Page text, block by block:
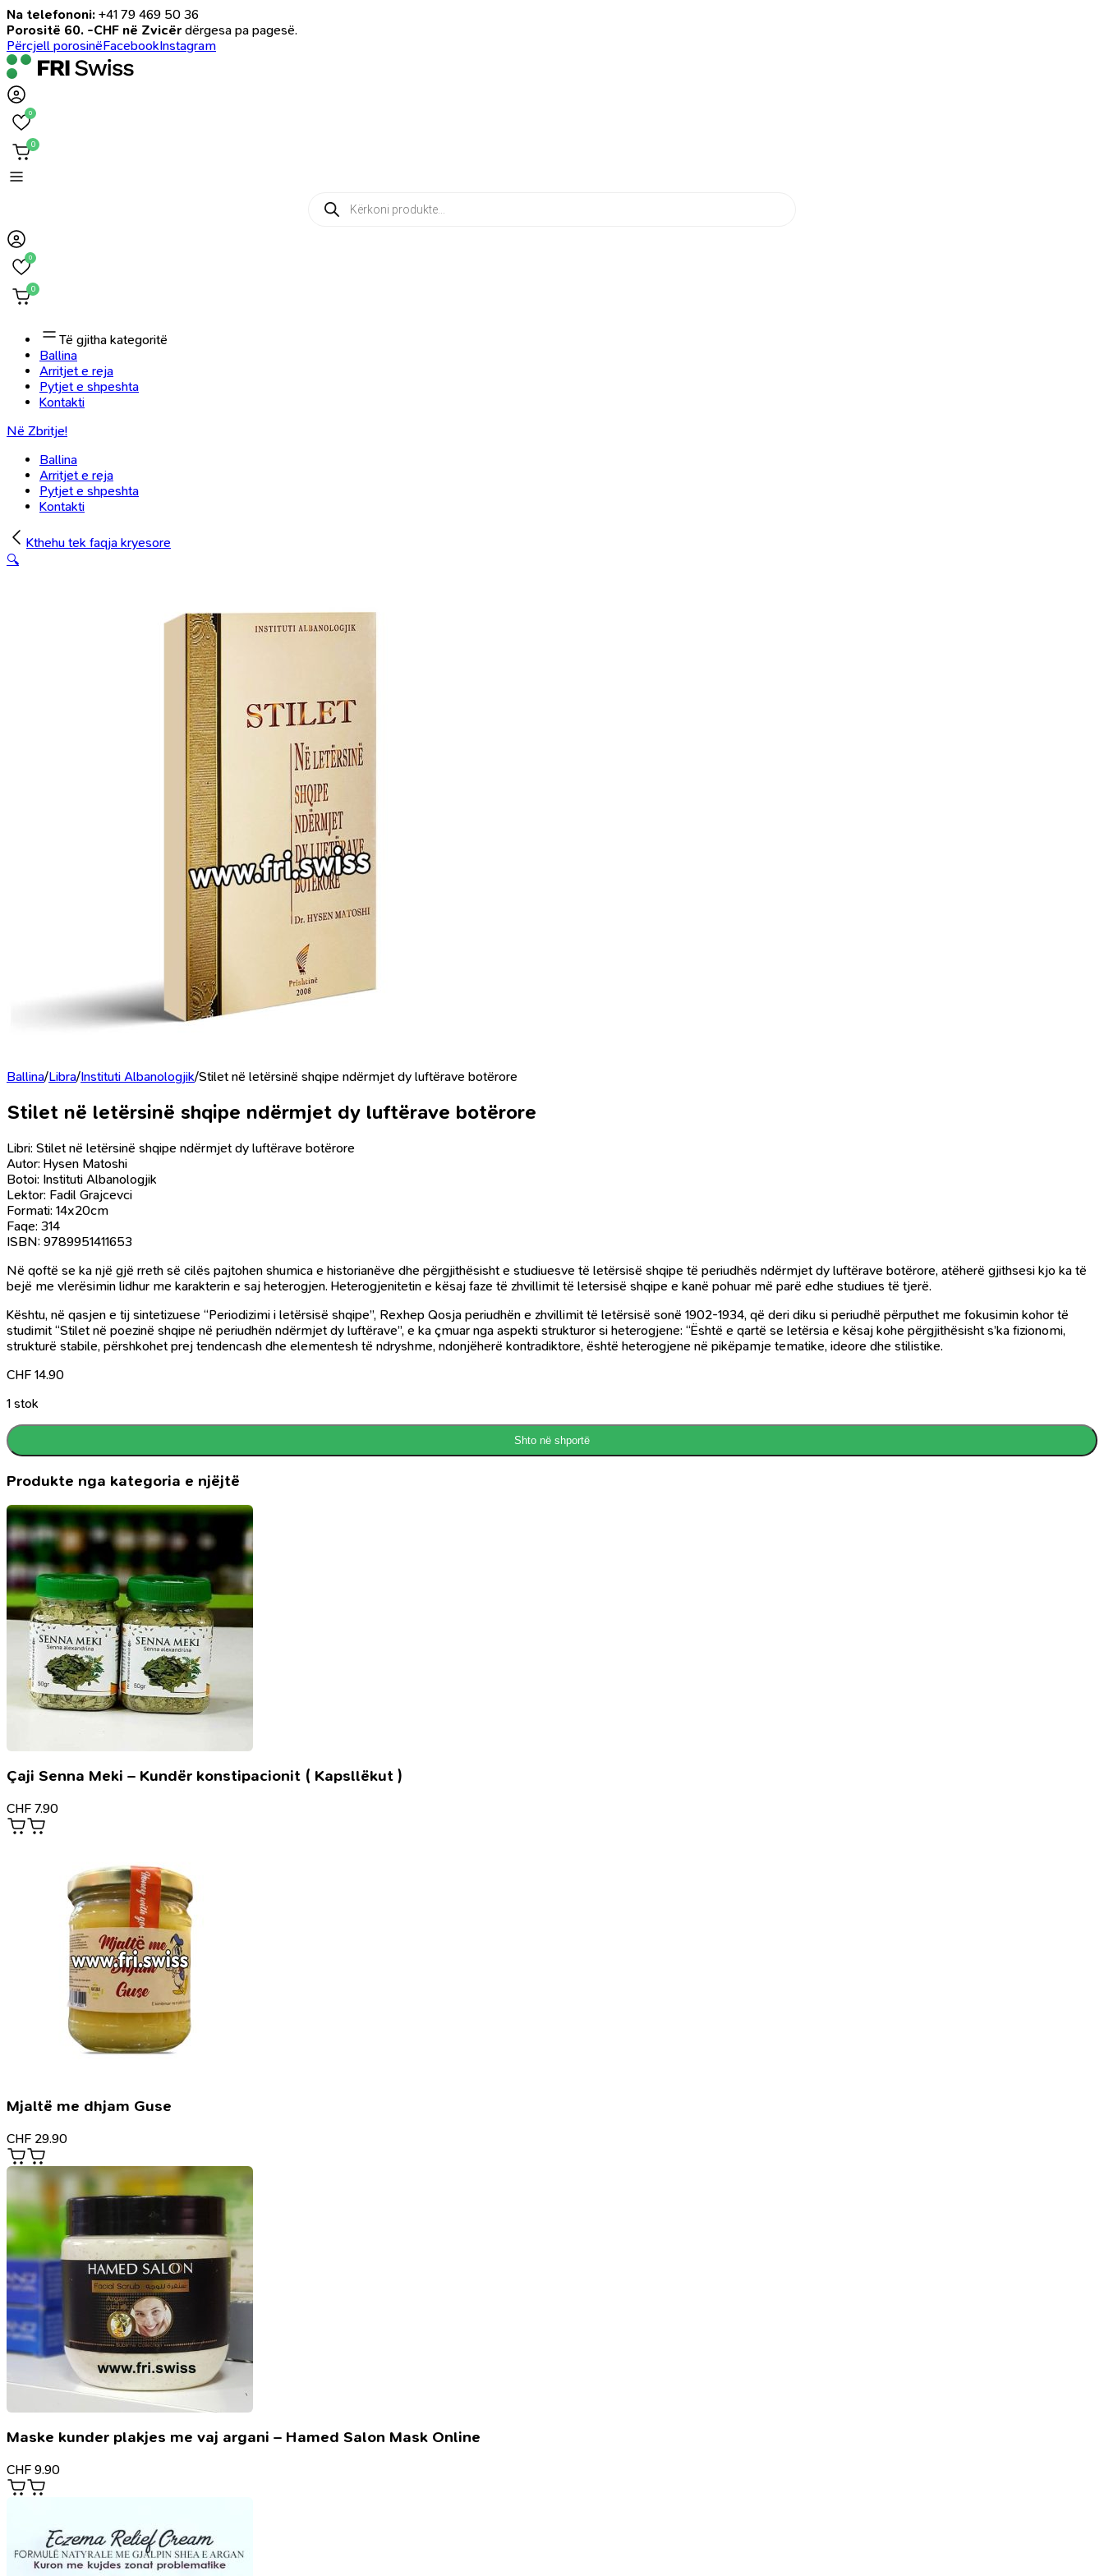
Na telefononi: +41 79 469 50 36
Porositë 60. -CHF në Zvicër dërgesa pa pagesë.
Përcjell porosinëFacebookInstagram
0
0
Products
search
0
0
Të gjitha kategoritë
Ballina
Arritjet e reja
Pytjet e shpeshta
Kontakti
Në Zbritje!
Ballina
Arritjet e reja
Pytjet e shpeshta
Kontakti
Kthehu tek faqja kryesore
🔍
Ballina/Libra/Instituti Albanologjik/Stilet në letërsinë shqipe ndërmjet dy luftërave botërore
Stilet në letërsinë shqipe ndërmjet dy luftërave botërore
Libri: Stilet në letërsinë shqipe ndërmjet dy luftërave botërore
Autor: Hysen Matoshi
Botoi: Instituti Albanologjik
Lektor: Fadil Grajcevci
Formati: 14x20cm
Faqe: 314
ISBN: 9789951411653
Në qoftë se ka një gjë rreth së cilës pajtohen shumica e historianëve dhe përgjithësisht e studiuesve të letërsisë shqipe të periudhës ndërmjet dy luftërave botërore, atëherë gjithsesi kjo ka të
bejë me vlerësimin lidhur me karakterin e saj heterogjen. Heterogjenitetin e kësaj faze të zhvillimit të letersisë shqipe e kanë pohuar më parë edhe studiues të tjerë.
Kështu, në qasjen e tij sintetizuese “Periodizimi i letërsisë shqipe”, Rexhep Qosja periudhën e zhvillimit të letërsisë sonë 1902-1934, që deri diku si periudhë përputhet me fokusimin kohor të
studimit “Stilet në poezinë shqipe në periudhën ndërmjet dy luftërave”, e ka çmuar nga aspekti strukturor si heterogjene: “Është e qartë se letërsia e kësaj kohe përgjithësisht s’ka fizionomi,
strukturë stabile, përshkohet prej tendencash dhe elementesh të ndryshme, ndonjëherë kontradiktore, është heterogjene në pikëpamje tematike, ideore dhe stilistike.
CHF 14.90
1 stok
Shto në shportë
Produkte nga kategoria e njëjtë
Çaji Senna Meki – Kundër konstipacionit ( Kapsllëkut )
CHF 7.90
Mjaltë me dhjam Guse
CHF 29.90
Maske kunder plakjes me vaj argani – Hamed Salon Mask Online
CHF 9.90